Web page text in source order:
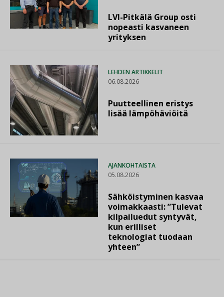
LVI-Pitkälä Group osti
nopeasti kasvaneen
yrityksen
LEHDEN ARTIKKELIT
06.08.2026
Puutteellinen eristys
lisää lämpöhäviöitä
AJANKOHTAISTA
05.08.2026
Sähköistyminen kasvaa
voimakkaasti: ”Tulevat
kilpailuedut syntyvät,
kun erilliset
teknologiat tuodaan
yhteen”